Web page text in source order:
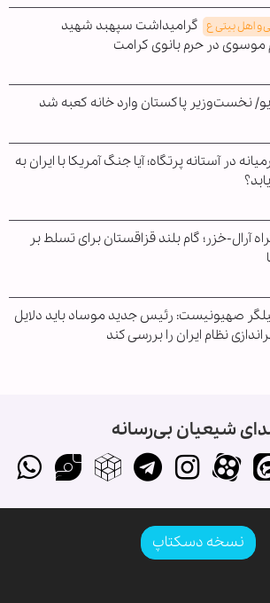
و اهل بیتی ع گرامیداشت سپهبد شهید
موسوی در حرم بانوی کرامت
نخست‌وزیر پاکستان وارد خانه کعبه شد
در آستانه پرتگاه؛ آیا جنگ آمریکا با ایران به
آرال-خزر؛ گام بلند قزاقستان برای تسلط بر
صهیونیست: رئیس جدید موساد باید دلایل
نظام ایران را بررسی کند
شیعیان بی‌رسانه
نسخه دسکتاپ